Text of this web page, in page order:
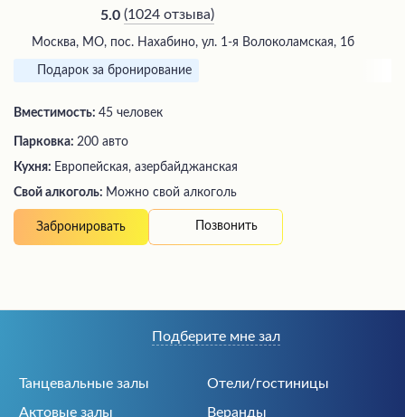
5.0 (1024 отзыва)
Москва, МО, пос. Нахабино, ул. 1-я Волоколамская, 1б
Подарок за бронирование
Вместимость: 45 человек
Парковка: 200 авто
Кухня: Европейская, азербайджанская
Свой алкоголь: Можно свой алкоголь
Забронировать Позвонить
Танцевальные залы
Отели/гостиницы
Актовые залы
Веранды
Подберите мне зал